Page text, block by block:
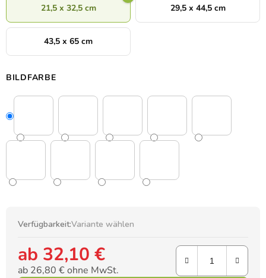
21,5 x 32,5 cm 29,5 x 44,5 cm
43,5 x 65 cm
BILDFARBE
Verfügbarkeit:Variante wählen
ab 32,10 €
ab 26,80 €ohne MwSt.